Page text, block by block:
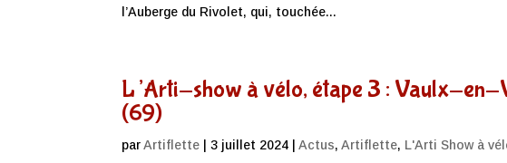
l’Auberge du Rivolet, qui, touchée...
L’Arti-show à vélo, étape 3 : Vaulx-
(69)
parArtiflette |3 juillet 2024 |Actus,Artiflette, L'Arti Show à